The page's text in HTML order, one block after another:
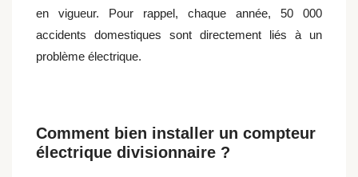
en vigueur. Pour rappel, chaque année, 50 000
accidents domestiques sont directement liés à un
problème électrique.
Comment bien installer un compteur
électrique divisionnaire ?